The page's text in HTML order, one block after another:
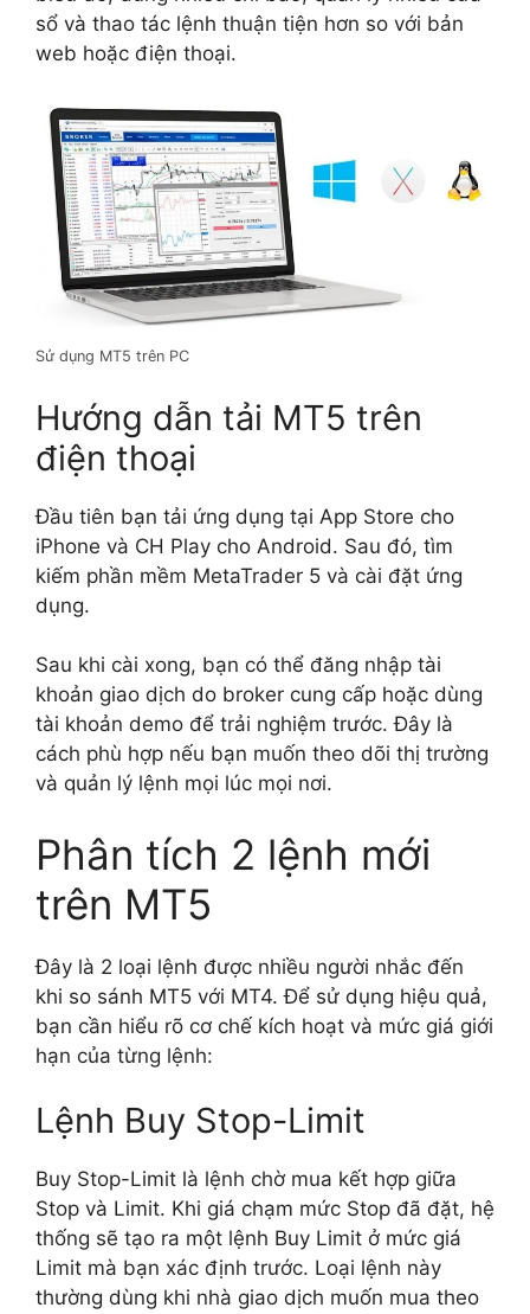
sổ và thao tác lệnh thuận tiện hơn so với bản
web hoặc điện thoại.
Sử dụng MT5 trên PC
Hướng dẫn tải MT5 trên
điện thoại
Đầu tiên bạn tải ứng dụng tại App Store cho
iPhone và CH Play cho Android. Sau đó, tìm
kiếm phần mềm MetaTrader 5 và cài đặt ứng
dụng.
Sau khi cài xong, bạn có thể đăng nhập tài
khoản giao dịch do broker cung cấp hoặc dùng
tài khoản demo để trải nghiệm trước. Đây là
cách phù hợp nếu bạn muốn theo dõi thị trường
và quản lý lệnh mọi lúc mọi nơi.
Phân tích 2 lệnh mới
trên MT5
Đây là 2 loại lệnh được nhiều người nhắc đến
khi so sánh MT5 với MT4. Để sử dụng hiệu quả,
bạn cần hiểu rõ cơ chế kích hoạt và mức giá giới
hạn của từng lệnh:
Lệnh Buy Stop-Limit
Buy Stop-Limit là lệnh chờ mua kết hợp giữa
Stop và Limit. Khi giá chạm mức Stop đã đặt, hệ
thống sẽ tạo ra một lệnh Buy Limit ở mức giá
Limit mà bạn xác định trước. Loại lệnh này
thường dùng khi nhà giao dịch muốn mua theo